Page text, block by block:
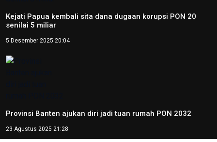
Kejati Papua kembali sita dana dugaan korupsi PON 20
senilai 5 miliar
5 Desember 2025 20:04
Provinsi Banten ajukan diri jadi tuan rumah PON 2032
23 Agustus 2025 21:28